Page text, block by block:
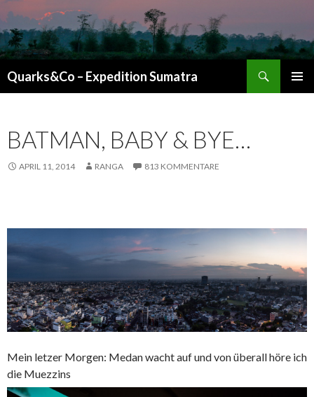
Quarks&Co – Expedition Sumatra
BATMAN, BABY & BYE…
APRIL 11, 2014 RANGA 813 KOMMENTARE
Mein letzer Morgen: Medan wacht auf und von überall höre ich
die Muezzins